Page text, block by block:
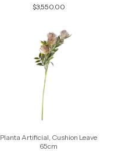
$3,550.00
Planta Artificial, Cushion Leave
65cm